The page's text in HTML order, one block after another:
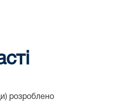
розроблено